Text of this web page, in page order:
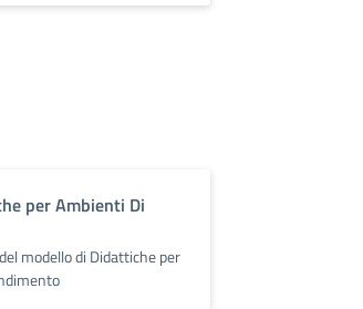
per Ambienti Di
modello di Didattiche per